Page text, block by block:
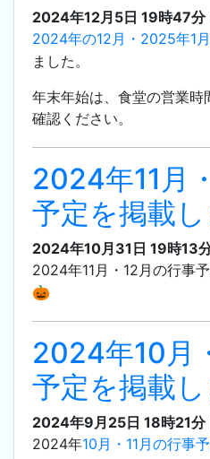
2024年12月5日 19時47分
2024年の12月・2025年1
ました。
年末年始は、食堂の営業
確認ください。
2024年11月
予定を掲載し
2024年10月31日 19時13
2024年11月・12月の行事
🎃
2024年10月
予定を掲載し
2024年9月25日 18時21分
2024年10月・11月の行事